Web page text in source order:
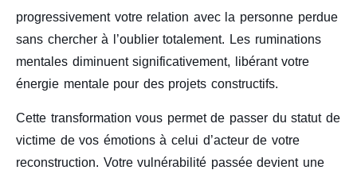
progressivement votre relation avec la personne perdue
sans chercher à l’oublier totalement. Les ruminations
mentales diminuent significativement, libérant votre
énergie mentale pour des projets constructifs.
Cette transformation vous permet de passer du statut de
victime de vos émotions à celui d’acteur de votre
reconstruction. Votre vulnérabilité passée devient une